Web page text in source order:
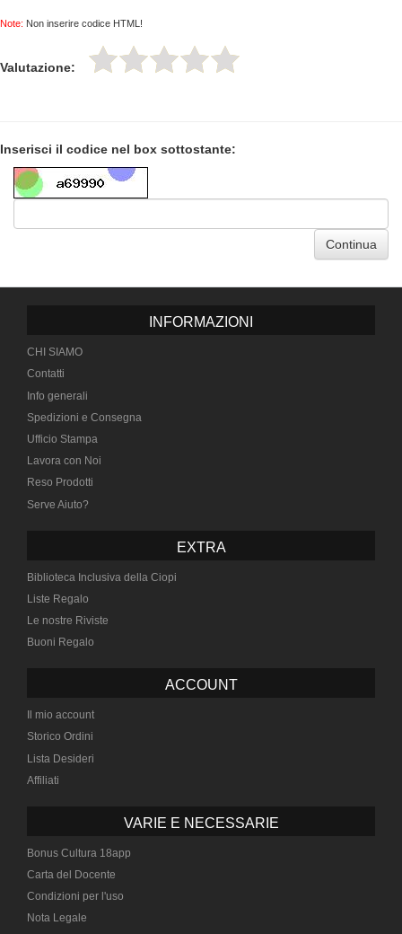
Note: Non inserire codice HTML!
Valutazione:
Inserisci il codice nel box sottostante:
Continua
INFORMAZIONI
CHI SIAMO
Contatti
Info generali
Spedizioni e Consegna
Ufficio Stampa
Lavora con Noi
Reso Prodotti
Serve Aiuto?
EXTRA
Biblioteca Inclusiva della Ciopi
Liste Regalo
Le nostre Riviste
Buoni Regalo
ACCOUNT
Il mio account
Storico Ordini
Lista Desideri
Affiliati
VARIE E NECESSARIE
Bonus Cultura 18app
Carta del Docente
Condizioni per l'uso
Nota Legale